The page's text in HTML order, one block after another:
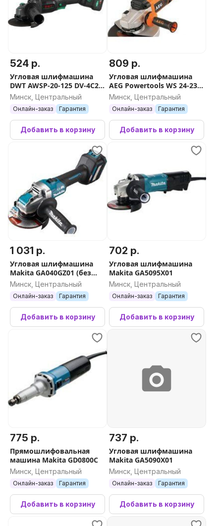
524 р.
Угловая шлифмашина
DWT AWSP-20-125 DV-4C2
BMC (с 2-мя АКБ, кейс)
Минск, Центральный
Онлайн-заказ Гарантия
Добавить в корзину
809 р.
Угловая шлифмашина
AEG Powertools WS 24-230
GV DMS 4935431775
Минск, Центральный
Онлайн-заказ Гарантия
Добавить в корзину
1 031 р.
Угловая шлифмашина
Makita GA040GZ01 (без
АКБ)
Минск, Центральный
Онлайн-заказ Гарантия
Добавить в корзину
702 р.
Угловая шлифмашина
Makita GA5095X01
Минск, Центральный
Онлайн-заказ Гарантия
Добавить в корзину
775 р.
Прямошлифовальная
машина Makita GD0800C
Минск, Центральный
Онлайн-заказ Гарантия
Добавить в корзину
737 р.
Угловая шлифмашина
Makita GA5090X01
Минск, Центральный
Онлайн-заказ Гарантия
Добавить в корзину